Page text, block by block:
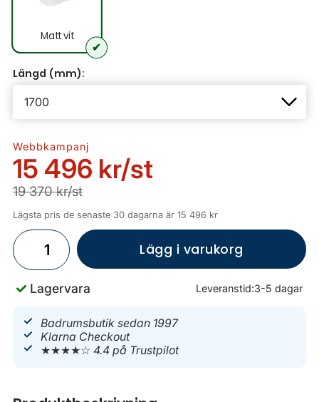
Matt vit
Längd (mm):
Webbkampanj
15 496 kr/st
19 370 kr/st
Lägsta pris de senaste 30 dagarna är 15 496 kr
Lägg i varukorg
Lagervara Leveranstid:3-5 dagar
Badrumsbutik sedan 1997
Klarna Checkout
★★★★☆4.4 på Trustpilot